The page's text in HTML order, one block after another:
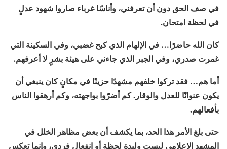
في صف الحق دون أن تعرفني، وأناسًا غرباء صاروا شهود عدلٍ
في لحظة امتحان.
كان الله حاضرًا… في الإلهام الذي كبح غضبي، وفي السكينة التي
غمرت صدري، وفي الجبر الذي جاءني على هيئة بشرٍ لا أعرفهم.
أما هم… فقد تركوا خلفهم مشهدًا حزينًا في مكانٍ كان ينبغي أن
يكون عنوانًا للعدل والوقار. كم أضرّوا بواجهته، وكم أرهقوا الناس
بأفعالهم.
حتى بلغ الأمر هذا الحد، بما يكشف أن بعض مظاهر الخلل في
المشهد الإعلامي ليست وليدة لحظة أو انفعال فردي، وإنما تعكس